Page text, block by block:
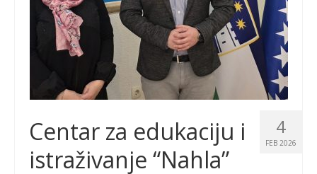
4
FEB 2026
Centar za edukaciju i
istraživanje “Nahla”